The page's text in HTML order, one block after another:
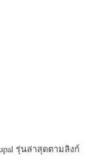
รุ่นล่าสุดตามลิงก์